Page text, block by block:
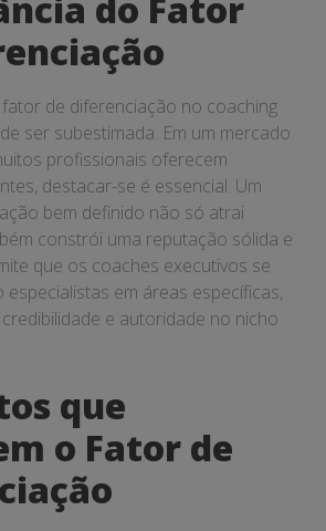
de diferenciação no coaching
ser subestimada. Em um mercado
profissionais oferecem
destacar-se é essencial. Um
bem definido não só atrai
constrói uma reputação sólida e
que os coaches executivos se
em áreas específicas,
e autoridade no nicho
que
o Fator de